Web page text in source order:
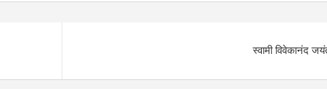
स्वामी विवेकानंद